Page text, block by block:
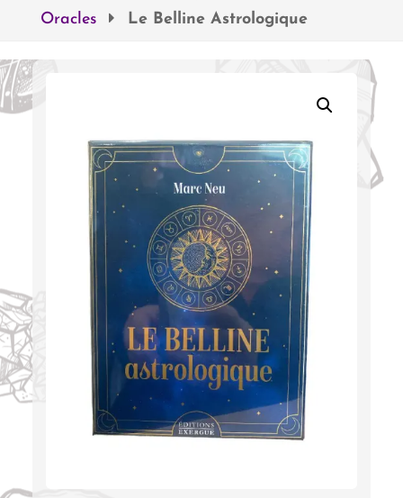
Oracles
Le Belline Astrologique